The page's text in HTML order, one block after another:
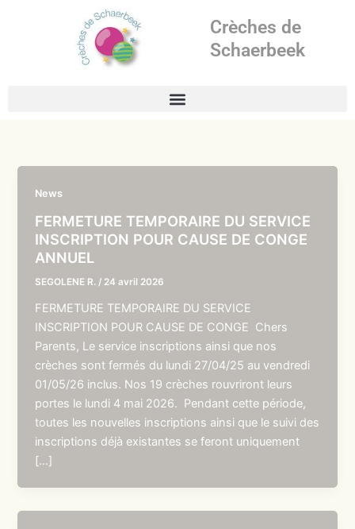
Crèches de
Schaerbeek
News
FERMETURE TEMPORAIRE DU SERVICE
INSCRIPTION POUR CAUSE DE CONGE
ANNUEL
SEGOLENE R. / 24 avril 2026
FERMETURE TEMPORAIRE DU SERVICE
INSCRIPTION POUR CAUSE DE CONGE Chers
Parents, Le service inscriptions ainsi que nos
crèches sont fermés du lundi 27/04/25 au vendredi
01/05/26 inclus. Nos 19 crèches rouvriront leurs
portes le lundi 4 mai 2026. Pendant cette période,
toutes les nouvelles inscriptions ainsi que le suivi des
inscriptions déjà existantes se feront uniquement
[…]